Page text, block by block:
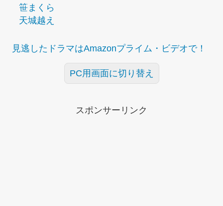
笹まくら
天城越え
見逃したドラマはAmazonプライム・ビデオで！
PC用画面に切り替え
スポンサーリンク